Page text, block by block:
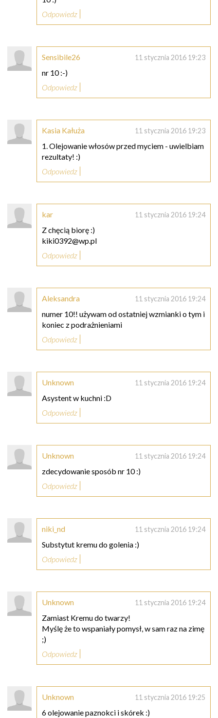
Odpowiedz
Sensibile26 11 stycznia 2016 19:23
nr 10 :-)
Odpowiedz
Kasia Kałuża 11 stycznia 2016 19:23
1. Olejowanie włosów przed myciem - uwielbiam
rezultaty! :)
Odpowiedz
kar 11 stycznia 2016 19:24
Z chęcią biorę :)
kiki0392@wp.pl
Odpowiedz
Aleksandra 11 stycznia 2016 19:24
numer 10!! używam od ostatniej wzmianki o tym i
koniec z podrażnieniami
Odpowiedz
Unknown 11 stycznia 2016 19:24
Asystent w kuchni :D
Odpowiedz
Unknown 11 stycznia 2016 19:24
zdecydowanie sposób nr 10 :)
Odpowiedz
niki_nd 11 stycznia 2016 19:24
Substytut kremu do golenia :)
Odpowiedz
Unknown 11 stycznia 2016 19:24
Zamiast Kremu do twarzy!
Myślę że to wspaniały pomysł, w sam raz na zimę
;)
Odpowiedz
Unknown 11 stycznia 2016 19:25
6 olejowanie paznokci i skórek :)